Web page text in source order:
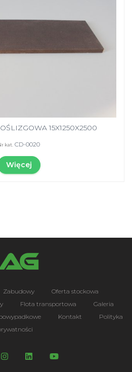
15X1250X2500
kat. CD-0020
Więcej
Zabudowy
Oferta stockowa
Flota transportowa
Galeria
Kontakt
Polityka